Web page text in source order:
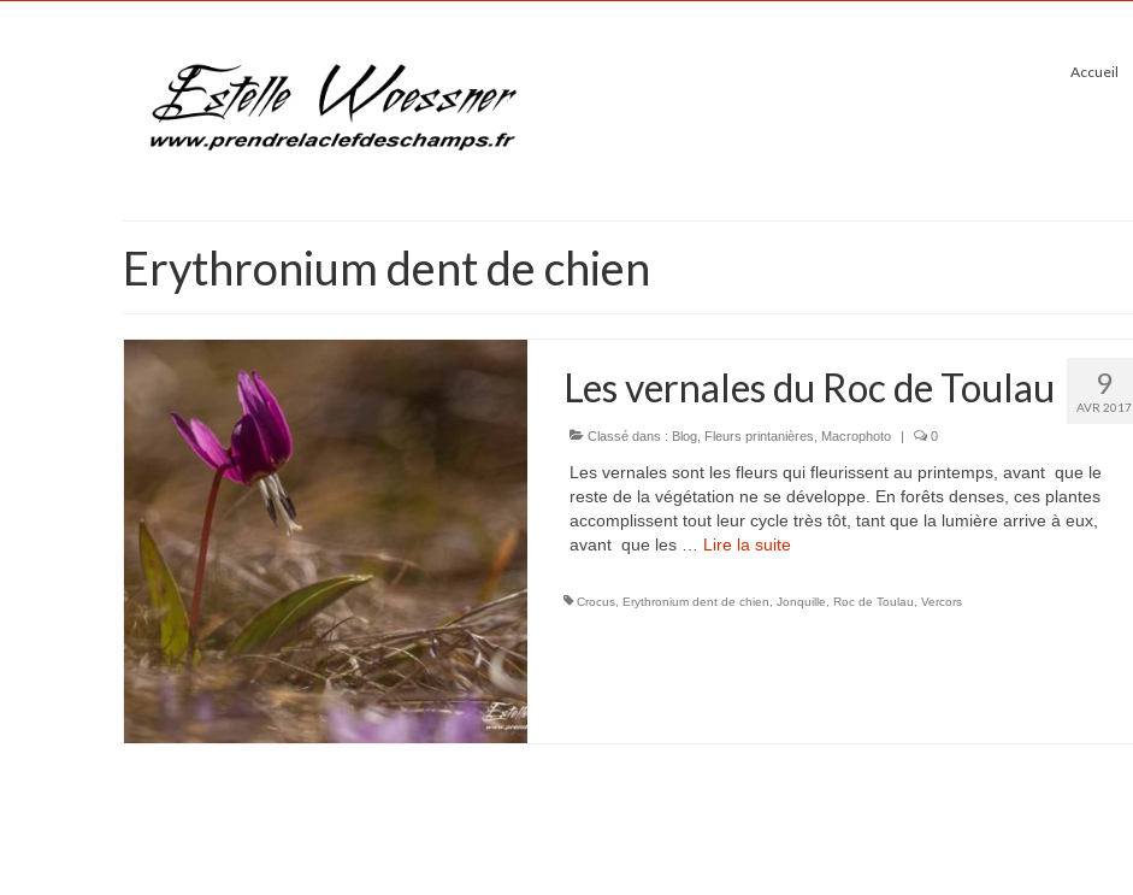
Accueil
Erythronium dent de chien
9
AVR 2017
Les vernales du Roc de Toulau
Classé dans : Blog, Fleurs printanières Macrophoto | 0
Les vernales sont les fleurs qui fleurissent au printemps, avant que le
reste de la végétation ne se développe. En forêts denses, ces plantes
accomplissent tout leur cycle très tôt, tant que la lumière arrive à eux,
avant que les … Lire la suite­­
Crocus, Erythronium dent de chien Jonquille Roc de Toulau Vercors